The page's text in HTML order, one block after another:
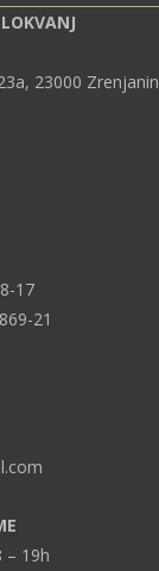
23000 Zrenjanin
17
21
– 19h